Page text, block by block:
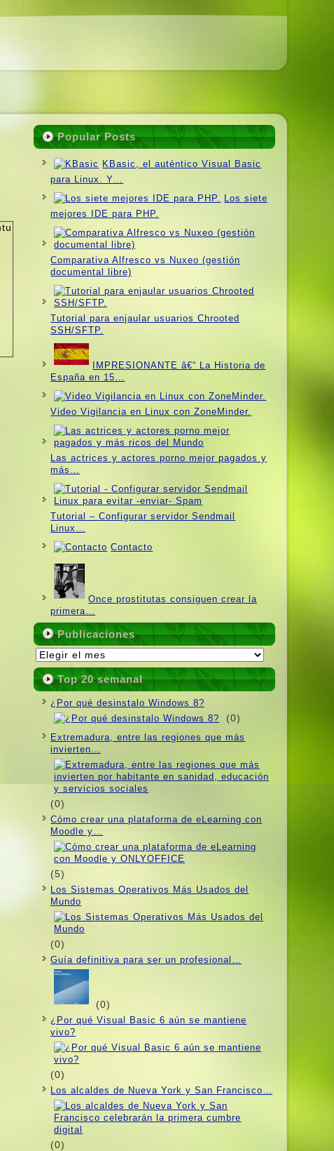
Popular Posts
KBasic, el auténtico Visual Basic
para Linux. Y…
Los siete
mejores IDE para PHP.
Comparativa Alfresco vs Nuxeo (gestión
documental libre)
Tutorial para enjaular usuarios Chrooted
SSH/SFTP.
IMPRESIONANTE â€“ La Historia de
España en 15…
Video Vigilancia en Linux con ZoneMinder.
Las actrices y actores porno mejor pagados y
más…
Tutorial – Configurar servidor Sendmail
Linux…
Contacto
Once prostitutas consiguen crear la
primera…
Publicaciones
Publicaciones
Top 20 semanal
¿Por qué desinstalo Windows 8?
(0)
Extremadura, entre las regiones que más
invierten…
(0)
Cómo crear una plataforma de eLearning con
Moodle y…
(5)
Los Sistemas Operativos Más Usados ​​del
Mundo
(0)
Guí­a definitiva para ser un profesional…
(0)
¿Por qué Visual Basic 6 aún se mantiene
vivo?
(0)
Los alcaldes de Nueva York y San Francisco…
(0)